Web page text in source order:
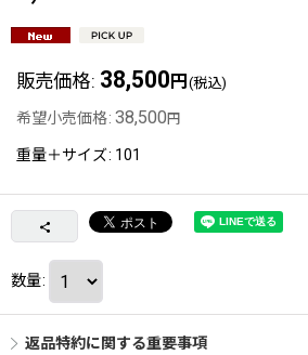
販売価格: 38,500 円 (税込)
希望小売価格: 38,500 円
重量＋サイズ: 101
数量:
返品特約に関する重要事項